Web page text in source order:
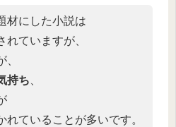
材にした小説は
れていますが、
、
持ち
れていることが多いです。